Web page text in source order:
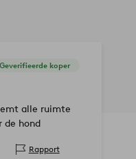
Geverifieerde koper
alle ruimte
de hond
Rapport